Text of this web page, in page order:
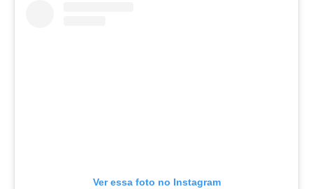
Ver essa foto no Instagram